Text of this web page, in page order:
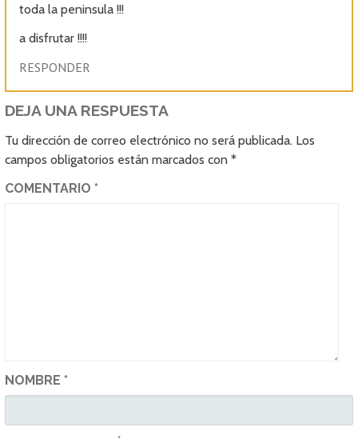
toda la peninsula !!!
a disfrutar !!!!
RESPONDER
DEJA UNA RESPUESTA
Tu dirección de correo electrónico no será publicada. Los
campos obligatorios están marcados con*
COMENTARIO*
NOMBRE*